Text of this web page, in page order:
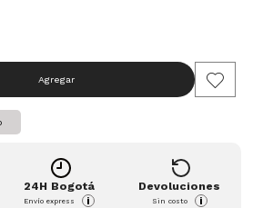
Agregar
24H Bogotá
Envío express i
Devoluciones
Sin costo i